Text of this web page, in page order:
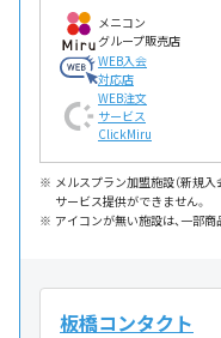
メニコン
グループ販売店
WEB入会
対応店
WEB注文
サービス
ClickMiru
メルスプラン加盟施設（新規入
サービス提供ができません。
アイコンが無い施設は、一部
板橋コンタクト